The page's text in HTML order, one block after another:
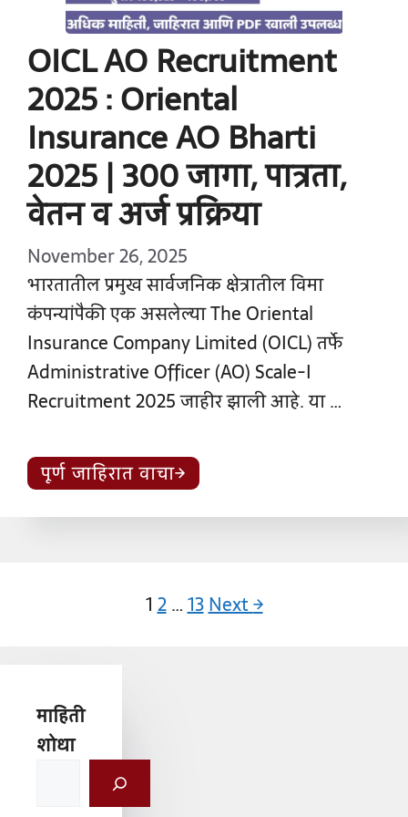
OICL AO Recruitment
2025 : Oriental
Insurance AO Bharti
2025 | 300 जागा, पात्रता,
वेतन व अर्ज प्रक्रिया
November 26, 2025
भारतातील प्रमुख सार्वजनिक क्षेत्रातील विमा
कंपन्यांपैकी एक असलेल्या The Oriental
Insurance Company Limited (OICL) तर्फे
Administrative Officer (AO) Scale-I
Recruitment 2025 जाहीर झाली आहे. या …
पूर्ण जाहिरात वाचा
Page
1 Page
2 …Page
13Next→
माहिती
शोधा